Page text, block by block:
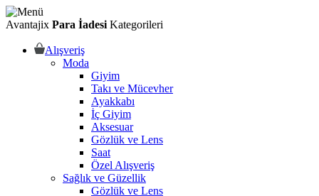
Avantajix Para İadesi Kategorileri
Alışveriş
Moda
Giyim
Takı ve Mücevher
Ayakkabı
İç Giyim
Aksesuar
Gözlük ve Lens
Saat
Özel Alışveriş
Sağlık ve Güzellik
Gözlük ve Lens